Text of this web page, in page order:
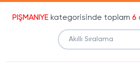
PİŞMANİYEkategorisinde toplam 6